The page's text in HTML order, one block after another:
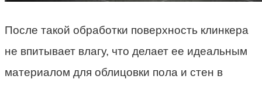
После такой обработки поверхность клинкера
не впитывает влагу, что делает ее идеальным
материалом для облицовки пола и стен в